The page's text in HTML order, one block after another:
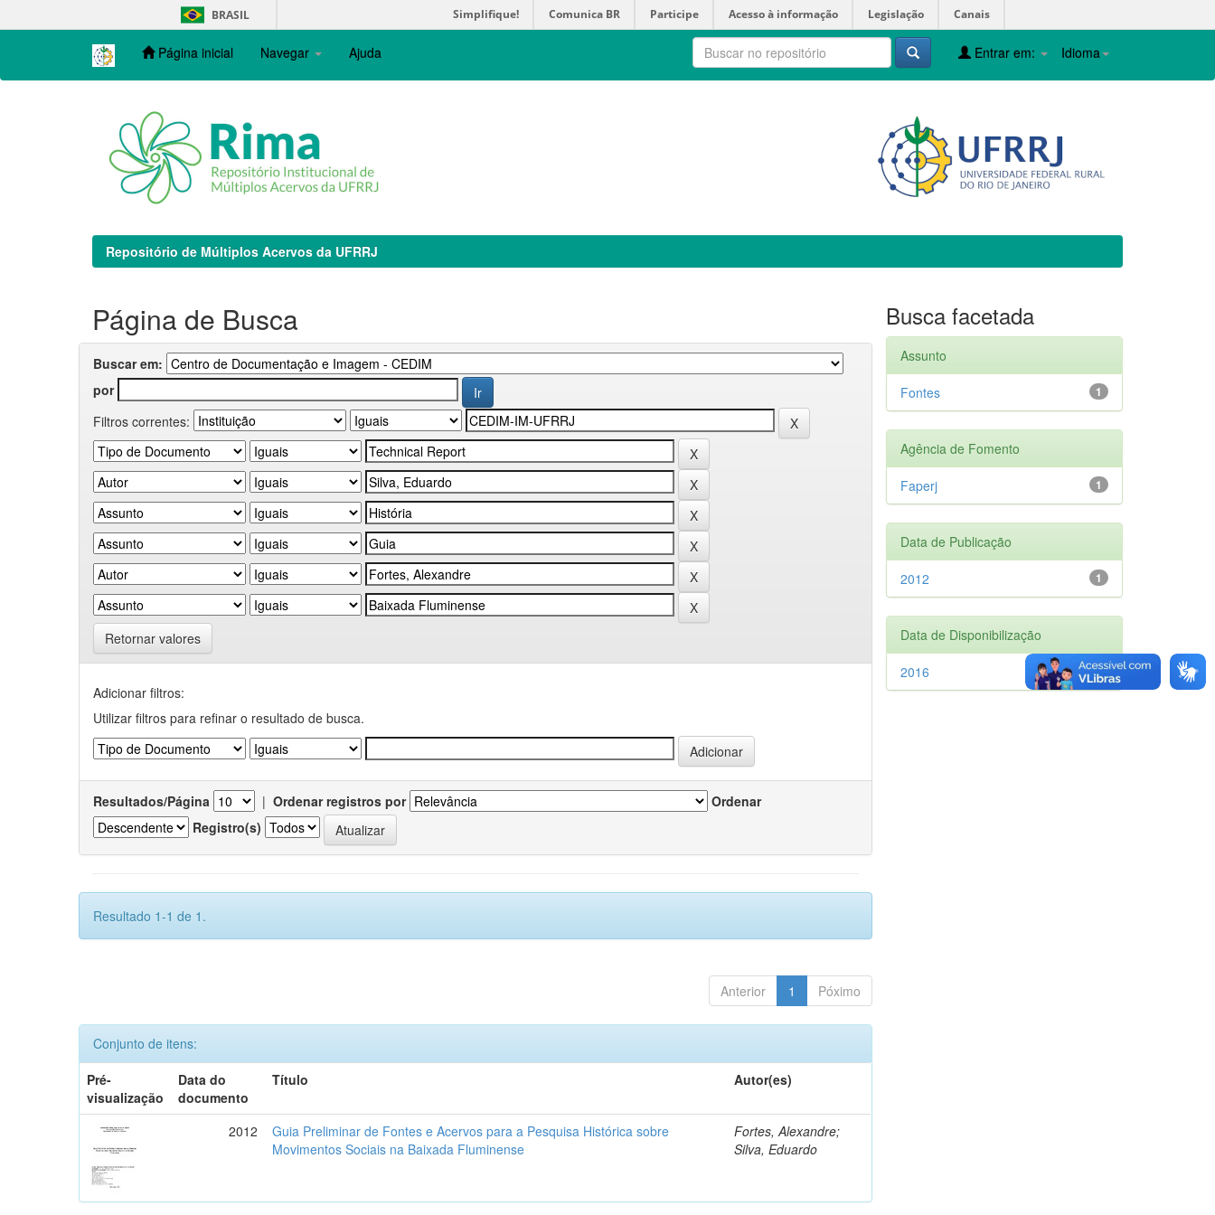
navigation
BRASIL Simplifique! Comunica BR Participe Acesso à informação Legislação Canais
Página inicial Navegar Ajuda Idioma
Entrar em:
Repositório de Múltiplos Acervos da UFRRJ
Página de Busca
Buscar em:
por
Filtros correntes:
Retornar valores
Adicionar filtros:
Utilizar filtros para refinar o resultado de busca.
Resultados/Página | Ordenar registros por
Ordenar
Registro(s)
Resultado 1-1 de 1.
Anterior 1 Póximo
Conjunto de itens:
Pré-
visualização
Data do
documento
Título Autor(es)
2012
Guia Preliminar de Fontes e Acervos para a Pesquisa Histórica sobre
Movimentos Sociais na Baixada Fluminense
Fortes, Alexandre;
Silva, Eduardo
Busca facetada
Assunto
1
Fontes
Agência de Fomento
1
Faperj
Data de Publicação
1
2012
Data de Disponibilização
1
2016